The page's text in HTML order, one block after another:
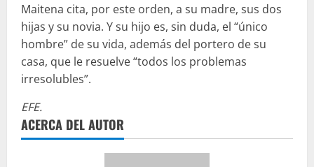
Maitena cita, por este orden, a su madre, sus dos
hijas y su novia. Y su hijo es, sin duda, el “único
hombre” de su vida, además del portero de su
casa, que le resuelve “todos los problemas
irresolubles”.
EFE.
ACERCA DEL AUTOR